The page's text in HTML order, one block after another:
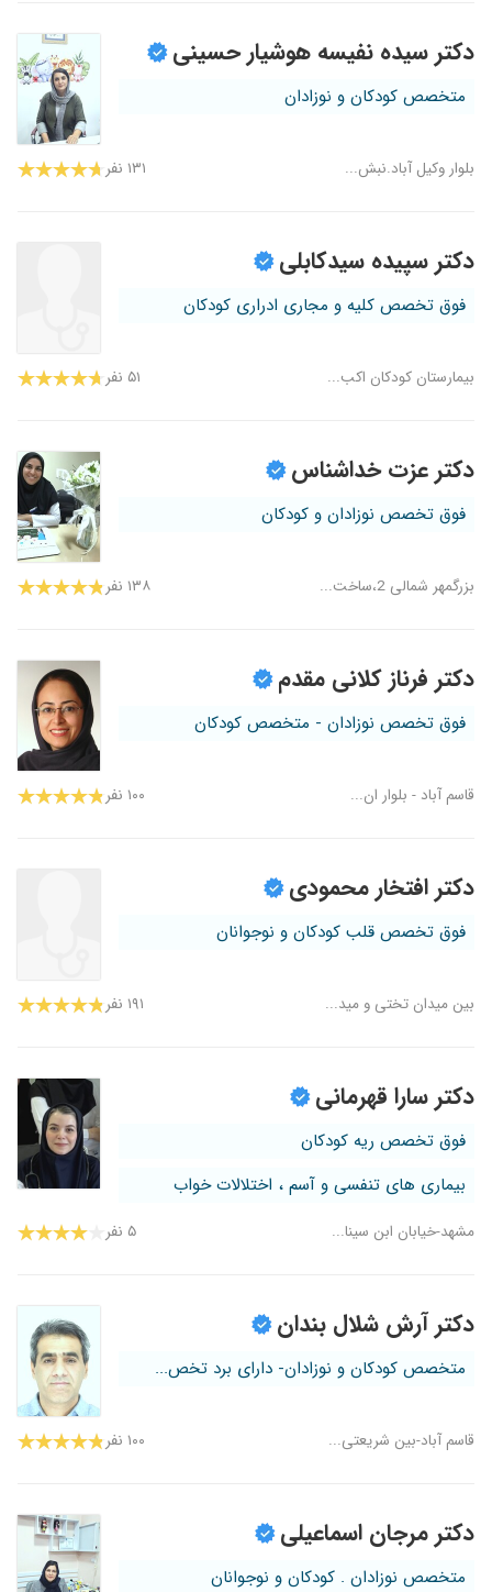
دکتر سیده نفیسه هوشیار حسینی
متخصص کودکان و نوزادان
بلوار وکیل آباد.نبش... ۱۳۱ نفر
دکتر سپیده سیدکابلی
فوق تخصص کلیه و مجاری ادراری کودکان
بیمارستان کودکان اکب... ۵۱ نفر
دکتر عزت خداشناس
فوق تخصص نوزادان و کودکان
بزرگمهر شمالی 2،ساخت... ۱۳۸ نفر
دکتر فرناز کلانی مقدم
فوق تخصص نوزادان - متخصص کودکان
قاسم آباد - بلوار ان... ۱۰۰ نفر
دکتر افتخار محمودی
فوق تخصص قلب کودکان و نوجوانان
بین میدان تختی و مید... ۱۹۱ نفر
دکتر سارا قهرمانی
فوق تخصص ریه کودکان
بیماری های تنفسی و آسم ، اختلالات خواب
مشهد-خیابان ابن سینا... ۵ نفر
دکتر آرش شلال بندان
متخصص کودکان و نوزادان- دارای برد تخص...
قاسم آباد-بین شریعتی... ۱۰۰ نفر
دکتر مرجان اسماعیلی
متخصص نوزادان . کودکان و نوجوانان